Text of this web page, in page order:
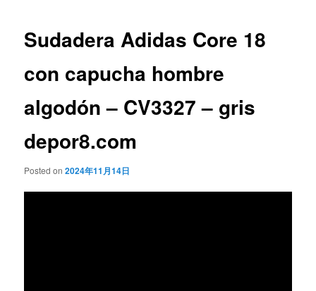
Sudadera Adidas Core 18
con capucha hombre
algodón – CV3327 – gris
depor8.com
Posted on2024年11月14日